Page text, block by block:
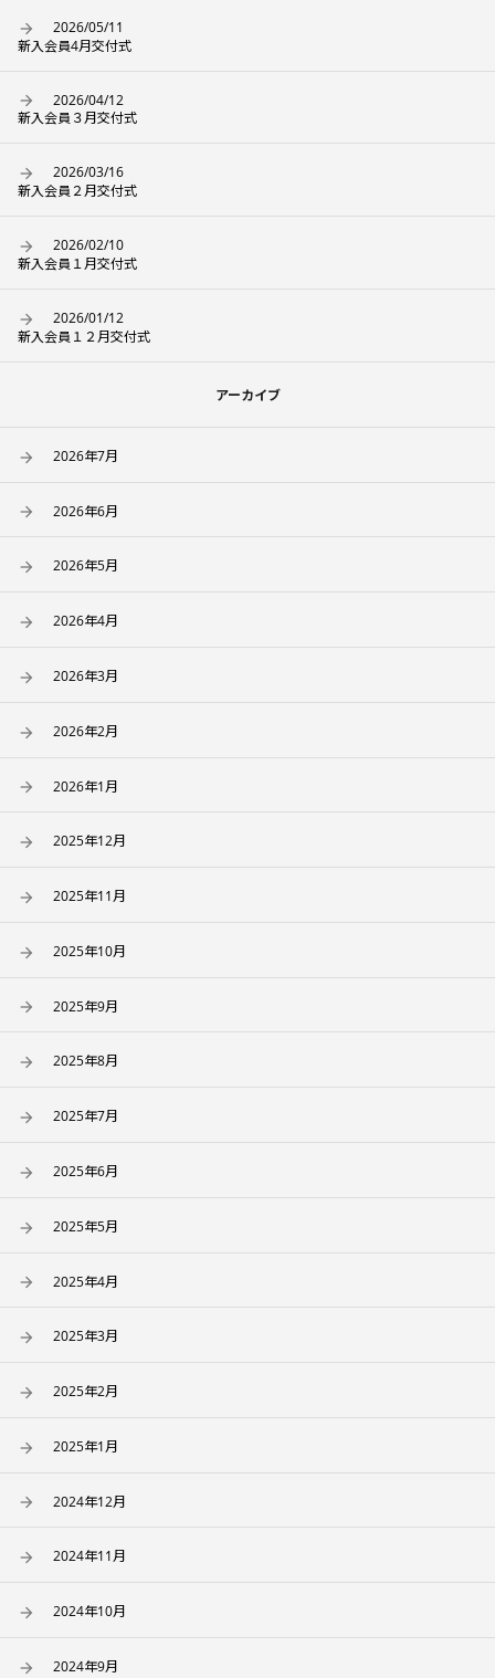
2026/05/11
新入会員4月交付式
2026/04/12
新入会員３月交付式
2026/03/16
新入会員２月交付式
2026/02/10
新入会員１月交付式
2026/01/12
新入会員１２月交付式
アーカイブ
2026年7月
2026年6月
2026年5月
2026年4月
2026年3月
2026年2月
2026年1月
2025年12月
2025年11月
2025年10月
2025年9月
2025年8月
2025年7月
2025年6月
2025年5月
2025年4月
2025年3月
2025年2月
2025年1月
2024年12月
2024年11月
2024年10月
2024年9月